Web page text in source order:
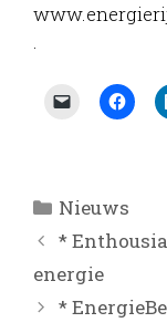
.
Categorieën
Nieuws
*
energie
*